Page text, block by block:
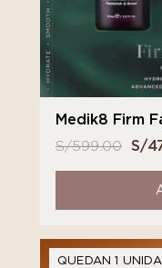
Medik8 Firm
S/599.00 El
era:
S/
QUEDAN 1